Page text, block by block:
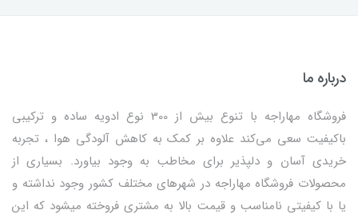
درباره ما
فروشگاه مهاراجه با تنوع بیش از 300 نوع ادویه ساده و ترکیبی
باکیفیت سعی می‌کند علاوه بر کمک به کاهش آلودگی هوا ، تجربه
خریدی آسان و دلپذیر برای مخاطب به وجود بیاورد. بسیاری از
محصولات فروشگاه مهاراجه در شهرهای مختلف کشور وجود نداشته و
یا با کیفیتی نامناسب و قیمت بالا به مشتری فروخته میشود که این